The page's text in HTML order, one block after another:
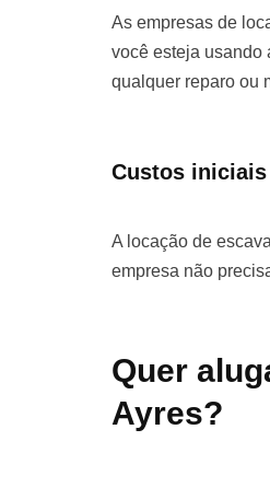
As empresas de
você esteja usando
qualquer reparo ou
Custos
A locação de
empresa não
Quer
Ayres?